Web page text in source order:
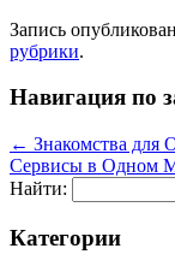
Запись
рубрики.
Навигация по
← Знакомства для
Сервисы в Одном
Найти:
Категории